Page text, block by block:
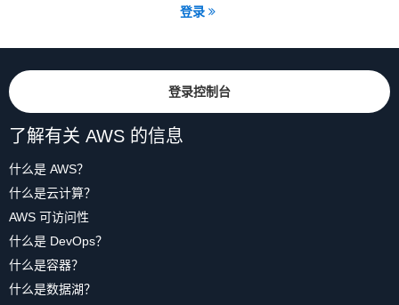
登录
登录控制台
了解有关 AWS 的信息
什么是 AWS？
什么是云计算？
AWS 可访问性
什么是 DevOps？
什么是容器？
什么是数据湖？